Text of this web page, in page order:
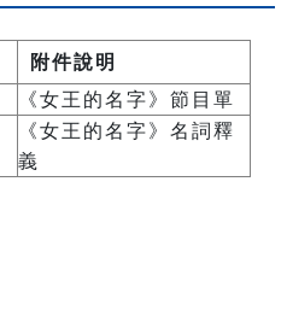
附件說明
《女王的名字》節目單
《女王的名字》名詞釋
義